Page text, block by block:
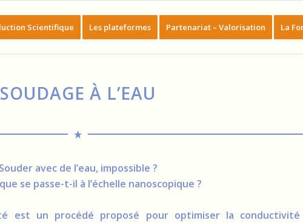
Scientifique Les plateformes Partenariat – Valorisation La
SOUDAGE À L’EAU
Souder avec de l’eau, impossible ?
se passe-t-il à l’échelle nanoscopique ?
est un procédé proposé pour optimiser la conductivité